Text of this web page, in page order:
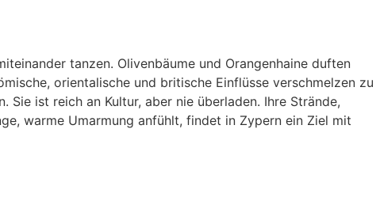
tanzen. Olivenbäume und Orangenhaine duften
orientalische und britische Einflüsse verschmelzen zu
ist reich an Kultur, aber nie überladen. Ihre Strände,
warme Umarmung anfühlt, findet in Zypern ein Ziel mit